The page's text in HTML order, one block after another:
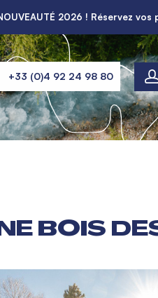
2026 ! Réservez
+33 (0)4 92 24 98 80
BOIS